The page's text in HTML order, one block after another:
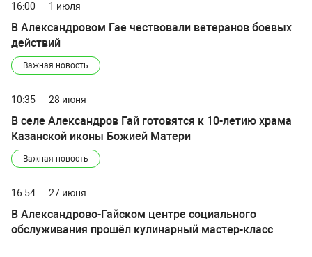
16:00 1 июля
В Александровом Гае чествовали ветеранов боевых
действий
Важная новость
10:35 28 июня
В селе Александров Гай готовятся к 10-летию храма
Казанской иконы Божией Матери
Важная новость
16:54 27 июня
В Александрово-Гайском центре социального
обслуживания прошёл кулинарный мастер-класс